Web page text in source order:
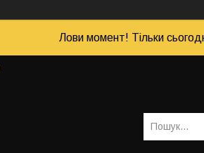
Лови момент! Тільки